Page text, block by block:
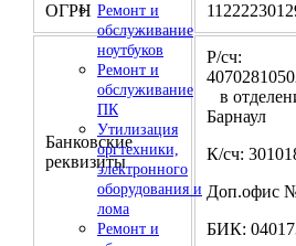
Ремонт и
обслуживание
ноутбуков
Ремонт и
обслуживание
ПК
Утилизация
оргтехники,
электронного
оборудования и
лома
Ремонт и
ОГРН
Банковские
реквизиты
Р/сч:
в
Барнаул
К/сч:
Доп.офис
БИК: